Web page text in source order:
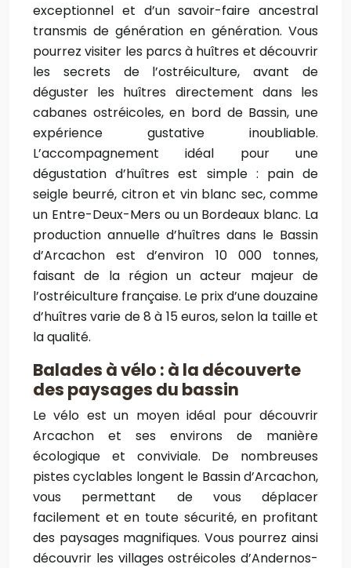
exceptionnel et d’un savoir-faire ancestral
transmis de génération en génération. Vous
pourrez visiter les parcs à huîtres et découvrir
les secrets de l’ostréiculture, avant de
déguster les huîtres directement dans les
cabanes ostréicoles, en bord de Bassin, une
expérience gustative inoubliable.
L’accompagnement idéal pour une
dégustation d’huîtres est simple : pain de
seigle beurré, citron et vin blanc sec, comme
un Entre-Deux-Mers ou un Bordeaux blanc. La
production annuelle d’huîtres dans le Bassin
d’Arcachon est d’environ 10 000 tonnes,
faisant de la région un acteur majeur de
l’ostréiculture française. Le prix d’une douzaine
d’huîtres varie de 8 à 15 euros, selon la taille et
la qualité.
Balades à vélo : à la découverte
des paysages du bassin
Le vélo est un moyen idéal pour découvrir
Arcachon et ses environs de manière
écologique et conviviale. De nombreuses
pistes cyclables longent le Bassin d’Arcachon,
vous permettant de vous déplacer
facilement et en toute sécurité, en profitant
des paysages magnifiques. Vous pourrez ainsi
découvrir les villages ostréicoles d’Andernos-